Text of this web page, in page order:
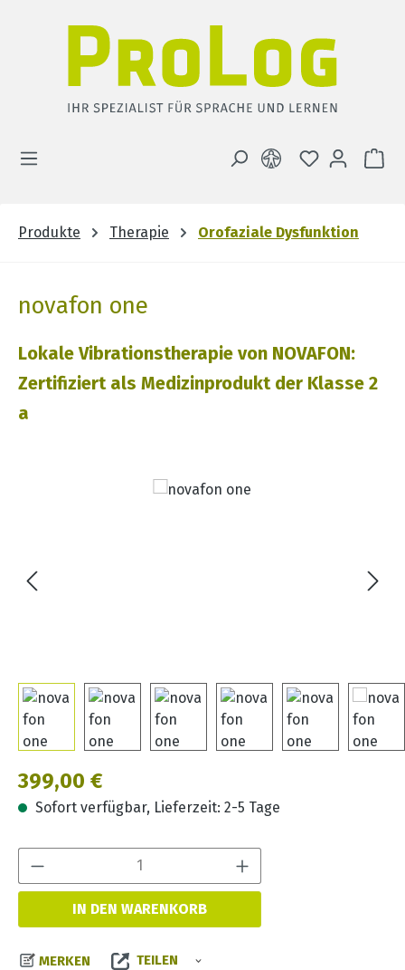
DU HAST 0
Produkte Therapie Orofaziale Dysfunktion
novafon one
Lokale Vibrationstherapie von NOVAFON:
Zertifiziert als Medizinprodukt der Klasse 2
a
Bildergalerie überspringen
Regulärer Preis:
399,00 €
Sofort verfügbar, Lieferzeit: 2-5 Tage
IN DEN WARENKORB
MERKEN TEILEN